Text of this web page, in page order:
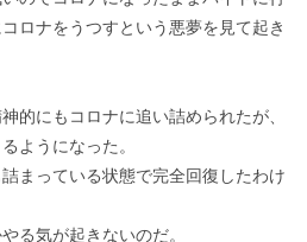
ロナをうつすという悪夢を見て起き
的にもコロナに追い詰められたが、
ようになった。
まっている状態で完全回復したわけ
る気が起きないのだ。